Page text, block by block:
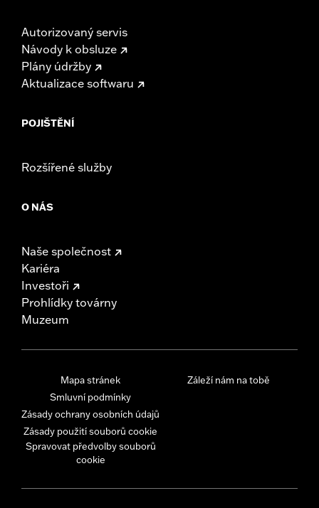
Autorizovaný servis
Návody k obsluze
Plány údržby
Aktualizace softwaru
POJIŠTĚNÍ
Rozšířené služby
O NÁS
Naše společnost
Kariéra
Investoři
Prohlídky továrny
Muzeum
Mapa stránek
Smluvní podmínky
Zásady ochrany osobních údajů
Zásady použití souborů cookie
Spravovat předvolby souborů
cookie
Záleží nám na tobě